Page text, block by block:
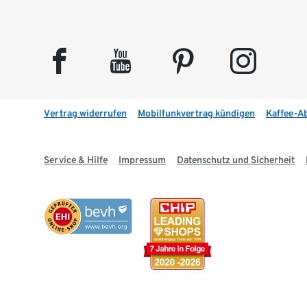
facebook youtube pinterest instagram
Vertrag widerrufen Mobilfunkvertrag kündigen Kaffee-
Service & Hilfe Impressum Datenschutz und Sicherheit